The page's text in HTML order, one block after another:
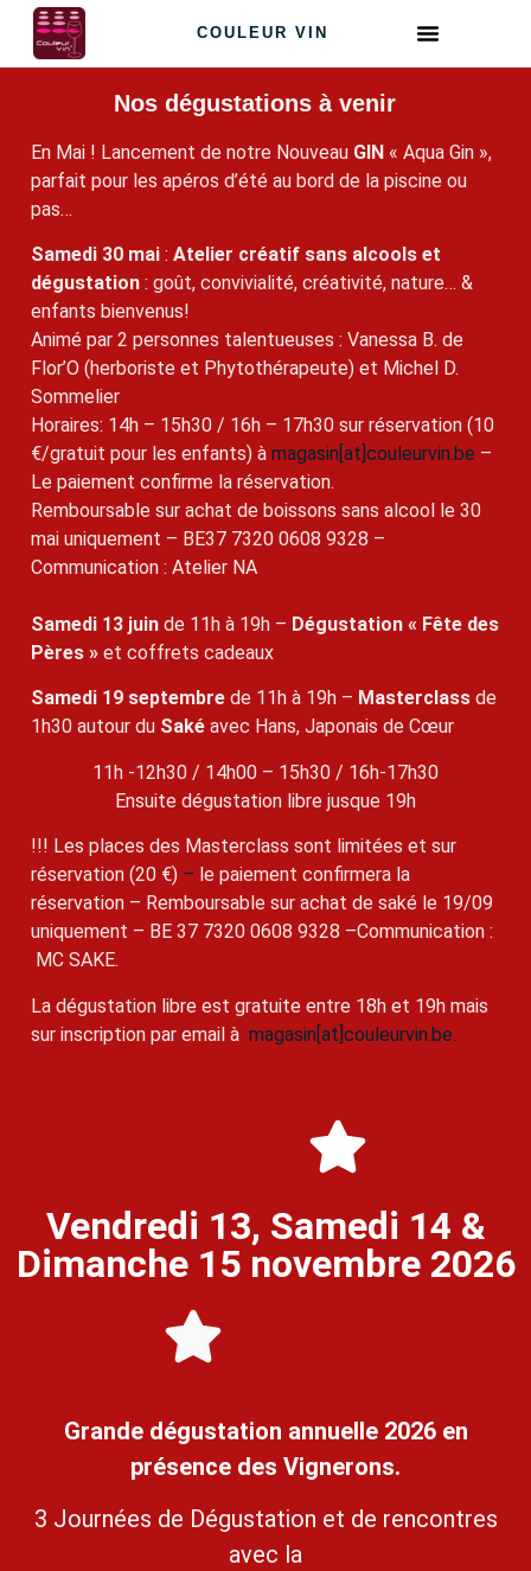
COULEUR VIN
Nos dégustations à venir
En Mai ! Lancement de notre Nouveau GIN « Aqua Gin »,
parfait pour les apéros d’été au bord de la piscine ou
pas…
Samedi 30 mai : Atelier créatif sans alcools et
dégustation : goût, convivialité, créativité, nature… &
enfants bienvenus!
Animé par 2 personnes talentueuses : Vanessa B. de
Flor’O (herboriste et Phytothérapeute) et Michel D.
Sommelier
Horaires: 14h – 15h30 / 16h – 17h30 sur réservation (10
€/gratuit pour les enfants) à magasin[at]couleurvin.be –
Le paiement confirme la réservation.
Remboursable sur achat de boissons sans alcool le 30
mai uniquement – BE37 7320 0608 9328 –
Communication : Atelier NA
Samedi 13 juin de 11h à 19h – Dégustation « Fête des
Pères » et coffrets cadeaux
Samedi 19 septembre de 11h à 19h – Masterclass de
1h30 autour du Saké avec Hans, Japonais de Cœur
11h -12h30 / 14h00 – 15h30 / 16h-17h30
Ensuite dégustation libre jusque 19h
!!! Les places des Masterclass sont limitées et sur
réservation (20 €) – le paiement confirmera la
réservation – Remboursable sur achat de saké le 19/09
uniquement – BE 37 7320 0608 9328 –Communication :
MC SAKE.
La dégustation libre est gratuite entre 18h et 19h mais
sur inscription par email à magasin[at]couleurvin.be.
Vendredi 13, Samedi 14 &
Dimanche 15 novembre 2026
Grande dégustation annuelle 2026 en
présence des Vignerons.
3 Journées de Dégustation et de rencontres
avec la